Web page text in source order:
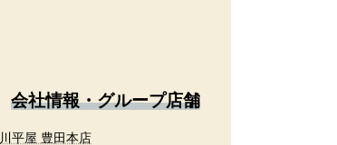
会社情報・グループ店舗
川平屋 豊田本店